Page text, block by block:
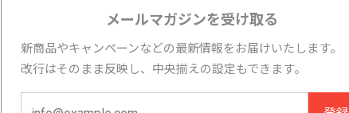
メールマガジンを受け取る
新商品やキャンペーンなどの最新情報をお届けいたします。
改行はそのまま反映し、中央揃えの設定もできます。